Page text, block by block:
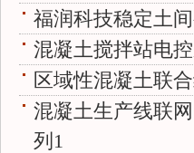
福润科技稳定土
混凝土搅拌站电
区域性混凝土联
混凝土生产线联
列1